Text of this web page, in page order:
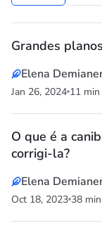
Grandes
Elena
Jan 26, 2024 11
O que é a
corrigi-la?
Elena
Oct 18, 2023 38